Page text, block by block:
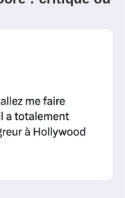
de passe perdu ?